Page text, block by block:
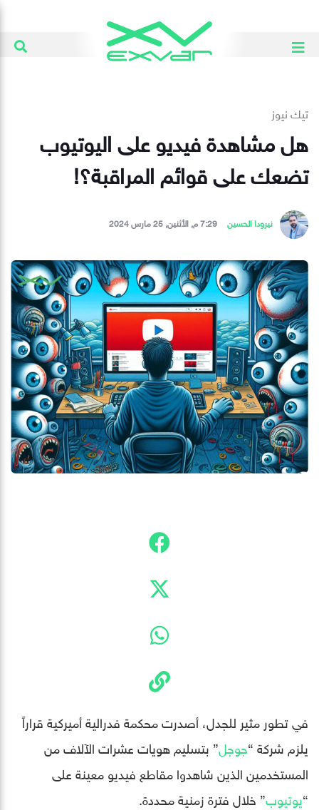
تيك نيوز
هل مشاهدة فيديو على اليوتيوب
تضعك على قوائم المراقبة؟!
نيرودا الحسين 7:29 م, الأثنين, 25 مارس 2024
في تطور مثير للجدل، أصدرت محكمة فدرالية أميركية قراراً
يلزم شركة “جوجل” بتسليم هويات عشرات الآلاف من
المستخدمين الذين شاهدوا مقاطع فيديو معينة على
“يوتيوب” خلال فترة زمنية محددة.